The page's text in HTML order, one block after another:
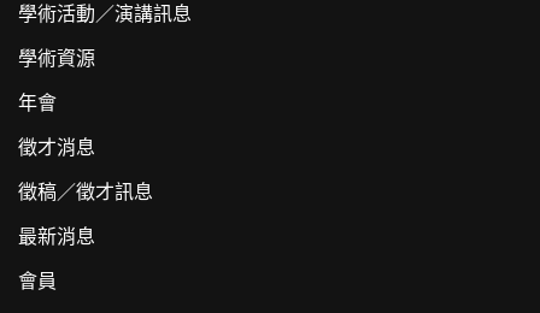
學術活動／演講訊息
學術資源
年會
徵才消息
徵稿／徵才訊息
最新消息
會員